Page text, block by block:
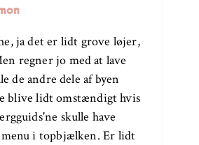
ja det er lidt grove løjer,
regner jo med at lave
de andre dele af byen
blive lidt omstændigt hvis
skulle have
menu i topbjælken. Er lidt